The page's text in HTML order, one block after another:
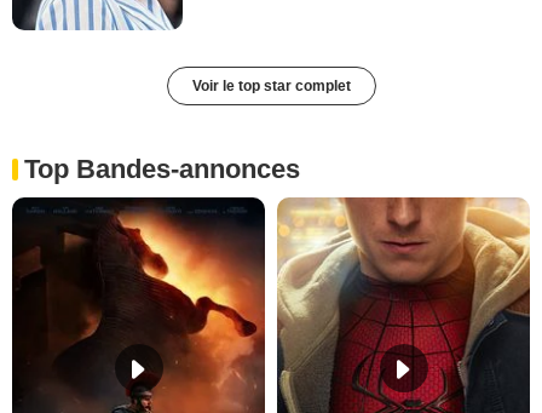
Voir le top star complet
Top Bandes-annonces